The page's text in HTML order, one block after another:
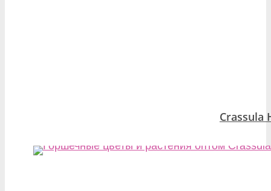
Crassula